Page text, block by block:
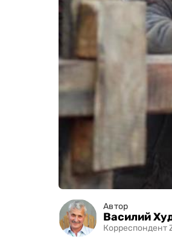
Автор
Василий
Корреспондент